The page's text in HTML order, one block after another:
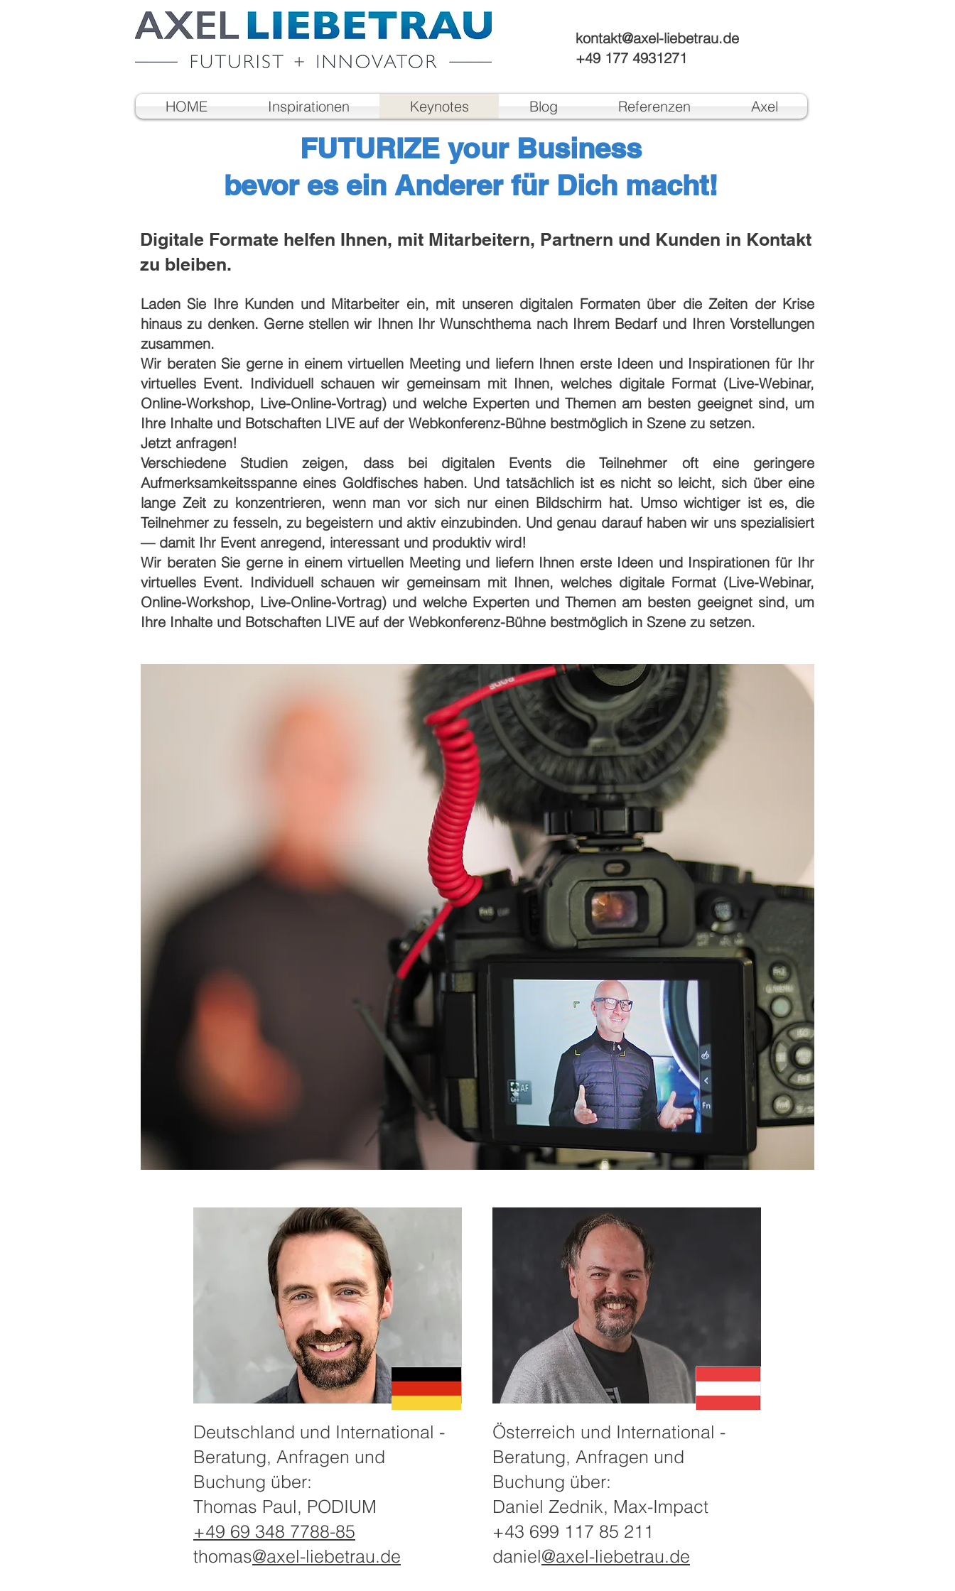
kontakt@axel-liebetrau.de
+49 177 4931271
HOME Inspirationen Keynotes Blog Referenzen Axel
FUTURIZE your Business
bevor es ein Anderer für Dich macht!
Digitale Formate helfen Ihnen, mit Mitarbeitern, Partnern und Kunden in Kontakt
zu bleiben.
Laden Sie Ihre Kunden und Mitarbeiter ein, mit unseren digitalen Formaten über die Zeiten der Krise
hinaus zu denken. Gerne stellen wir Ihnen Ihr Wunschthema nach Ihrem Bedarf und Ihren Vorstellungen
zusammen.
Wir beraten Sie gerne in einem virtuellen Meeting und liefern Ihnen erste Ideen und Inspirationen für Ihr
virtuelles Event. Individuell schauen wir gemeinsam mit Ihnen, welches digitale Format (Live-Webinar,
Online-Workshop, Live-Online-Vortrag) und welche Experten und Themen am besten geeignet sind, um
Ihre Inhalte und Botschaften LIVE auf der Webkonferenz-Bühne bestmöglich in Szene zu setzen.
Jetzt anfragen!
Verschiedene Studien zeigen, dass bei digitalen Events die Teilnehmer oft eine geringere
Aufmerksamkeitsspanne eines Goldfisches haben. Und tatsächlich ist es nicht so leicht, sich über eine
lange Zeit zu konzentrieren, wenn man vor sich nur einen Bildschirm hat. Umso wichtiger ist es, die
Teilnehmer zu fesseln, zu begeistern und aktiv einzubinden. Und genau darauf haben wir uns spezialisiert
— damit Ihr Event anregend, interessant und produktiv wird!
Wir beraten Sie gerne in einem virtuellen Meeting und liefern Ihnen erste Ideen und Inspirationen für Ihr
virtuelles Event. Individuell schauen wir gemeinsam mit Ihnen, welches digitale Format (Live-Webinar,
Online-Workshop, Live-Online-Vortrag) und welche Experten und Themen am besten geeignet sind, um
Ihre Inhalte und Botschaften LIVE auf der Webkonferenz-Bühne bestmöglich in Szene zu setzen.
Deutschland und International -
Beratung, Anfragen und
Buchung über:
Thomas Paul, PODIUM
+49 69 348 7788-85
thomas@axel-liebetrau.de
Österreich und International -
Beratung, Anfragen und
Buchung über:
Daniel Zednik, Max-Impact
+43 699 117 85 211
daniel@axel-liebetrau.de